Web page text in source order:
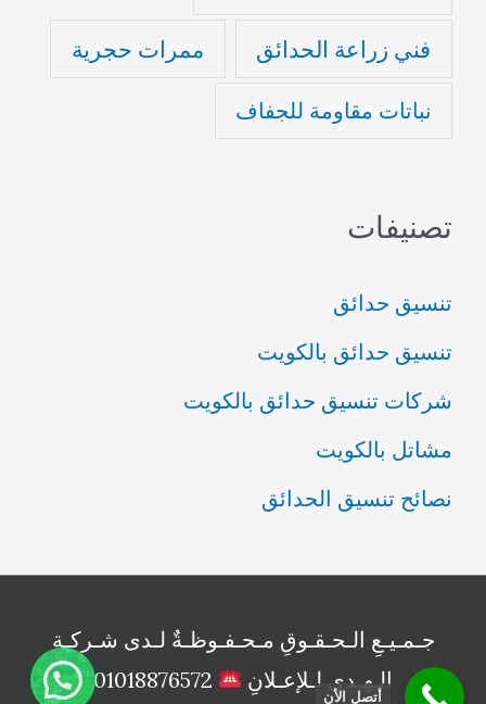
فني زراعة الحدائق ممرات حجرية
نباتات مقاومة للجفاف
تصنيفات
تنسيق حدائق
تنسيق حدائق بالكويت
شركات تنسيق حدائق بالكويت
مشاتل بالكويت
نصائح تنسيق الحدائق
جـمـيـعِ الـحـقـوقِ مـحـفـوظـةٌ لـدى شـركـةِ
الـهـدى لـلإعـلانِ
أتصل الأن